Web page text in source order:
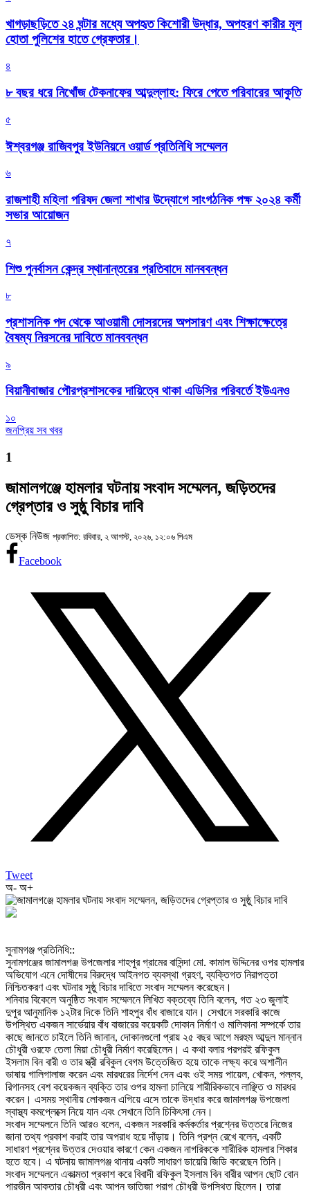
খাগড়াছড়িতে ২৪ ঘন্টার মধ্যে অপহৃত কিশোরী উদ্ধার, অপহরণ কারীর মূল
হোতা পুলিশের হাতে গ্রেফতার।
৪
৮ বছর ধরে নিখোঁজ টেকনাফের আব্দুল্লাহ: ফিরে পেতে পরিবারের আকুতি
৫
ঈশ্বরগঞ্জ রাজিবপুর ইউনিয়নে ওয়ার্ড প্রতিনিধি সম্মেলন
৬
রাজশাহী মহিলা পরিষদ জেলা শাখার উদ্যোগে সাংগঠনিক পক্ষ ২০২৪ কর্মী
সভার আয়োজন
৭
শিশু পুনর্বাসন কেন্দ্র স্থানান্তরের প্রতিবাদে মানববন্ধন
৮
প্রশাসনিক পদ থেকে আওয়ামী দোসরদের অপসারণ এবং শিক্ষাক্ষেত্রে
বৈষম্য নিরসনের দাবিতে মানববন্ধন
৯
বিয়ানীবাজার পৌরপ্রশাসকের দায়িত্বে থাকা এডিসির পরিবর্তে ইউএনও
১০
জনপ্রিয় সব খবর
1
জামালগঞ্জে হামলার ঘটনায় সংবাদ সম্মেলন, জড়িতদের
গ্রেপ্তার ও সুষ্ঠু বিচার দাবি
ডেস্ক নিউজ প্রকাশিত: রবিবার, ২ আগস্ট, ২০২৬, ১২:০৬ পিএম
Facebook
Tweet
অ- অ+
‎সুনামগঞ্জ প্রতিনিধি::
‎সুনামগঞ্জের জামালগঞ্জ উপজেলার শাহপুর গ্রামের বাসিন্দা মো. কামাল উদ্দিনের ওপর হামলার
অভিযোগ এনে দোষীদের বিরুদ্ধে আইনগত ব্যবস্থা গ্রহণ, ব্যক্তিগত নিরাপত্তা
নিশ্চিতকরণ এবং ঘটনার সুষ্ঠু বিচার দাবিতে সংবাদ সম্মেলন করেছেন।
‎শনিবার বিকেলে অনুষ্ঠিত সংবাদ সম্মেলনে লিখিত বক্তব্যে তিনি বলেন, গত ২৩ জুলাই
দুপুর আনুমানিক ১২টার দিকে তিনি শাহপুর বাঁধ বাজারে যান। সেখানে সরকারি কাজে
উপস্থিত একজন সার্ভেয়ার বাঁধ বাজারের কয়েকটি দোকান নির্মাণ ও মালিকানা সম্পর্কে তার
কাছে জানতে চাইলে তিনি জানান, দোকানগুলো প্রায় ২৫ বছর আগে মরহুম আব্দুল মান্নান
চৌধুরী ওরফে তেলা মিয়া চৌধুরী নির্মাণ করেছিলেন। এ কথা বলার পরপরই রফিকুল
ইসলাম বিন বারী ও তার স্ত্রী রবিকুল বেগম উত্তেজিত হয়ে তাকে লক্ষ্য করে অশালীন
ভাষায় গালিগালাজ করেন এবং মারধরের নির্দেশ দেন এবং ওই সময় পায়েল, খোকন, পল্লব,
রিগানসহ বেশ কয়েকজন ব্যক্তি তার ওপর হামলা চালিয়ে শারীরিকভাবে লাঞ্ছিত ও মারধর
করেন। এসময় স্থানীয় লোকজন এগিয়ে এসে তাকে উদ্ধার করে জামালগঞ্জ উপজেলা
স্বাস্থ্য কমপ্লেক্সে নিয়ে যান এবং সেখানে তিনি চিকিৎসা নেন।
‎সংবাদ সম্মেলনে তিনি আরও বলেন, একজন সরকারি কর্মকর্তার প্রশ্নের উত্তরে নিজের
জানা তথ্য প্রকাশ করাই তার অপরাধ হয়ে দাঁড়ায়। তিনি প্রশ্ন রেখে বলেন, একটি
সাধারণ প্রশ্নের উত্তর দেওয়ার কারণে কেন একজন নাগরিককে শারীরিক হামলার শিকার
হতে হবে। এ ঘটনায় জামালগঞ্জ থানায় একটি সাধারণ ডায়েরি জিডি করেছেন তিনি।
‎সংবাদ সম্মেলনে একাত্মতা প্রকাশ করে বিবাদী রফিকুল ইসলাম বিন বারীর আপন ছোট বোন
পারভীন আক্তার চৌধুরী এবং আপন ভাতিজা পরাগ চৌধুরী উপস্থিত ছিলেন। তারা